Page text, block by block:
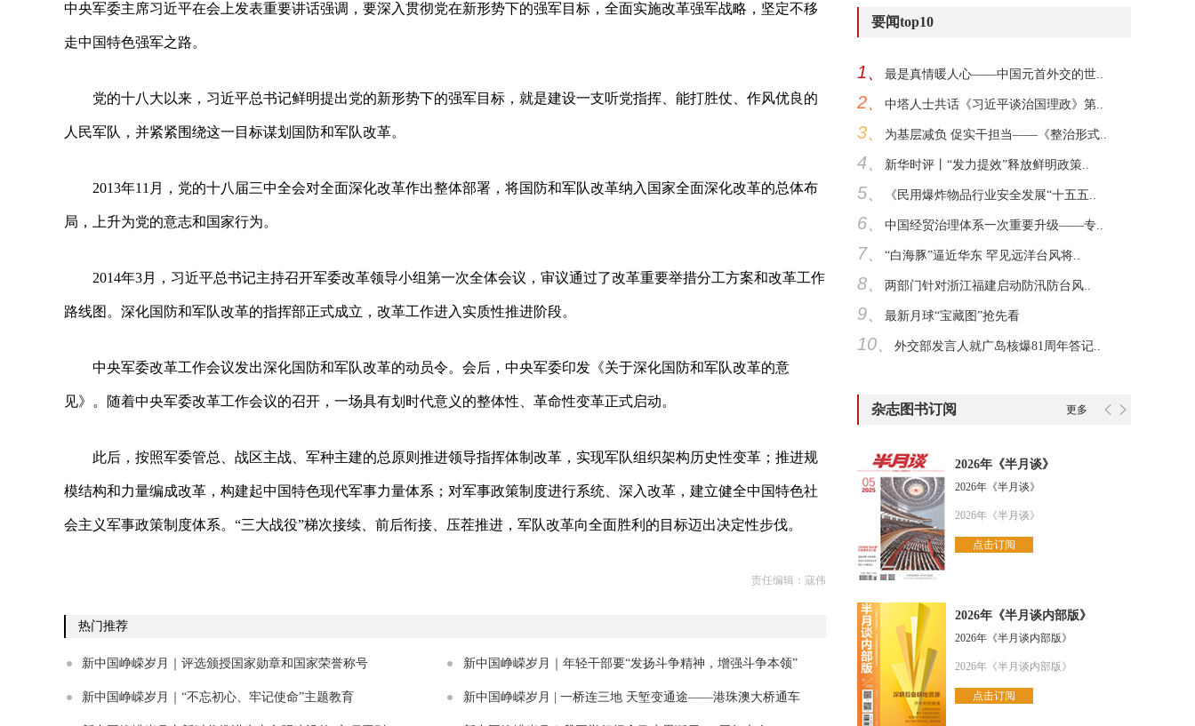
中央军委主席习近平在会上发表重要讲话强调，要深入贯彻党在新形势下的强军目标，全面实施改革强军战略，坚定不移
走中国特色强军之路。
党的十八大以来，习近平总书记鲜明提出党的新形势下的强军目标，就是建设一支听党指挥、能打胜仗、作风优良的
人民军队，并紧紧围绕这一目标谋划国防和军队改革。
2013年11月，党的十八届三中全会对全面深化改革作出整体部署，将国防和军队改革纳入国家全面深化改革的总体布
局，上升为党的意志和国家行为。
2014年3月，习近平总书记主持召开军委改革领导小组第一次全体会议，审议通过了改革重要举措分工方案和改革工作
路线图。深化国防和军队改革的指挥部正式成立，改革工作进入实质性推进阶段。
中央军委改革工作会议发出深化国防和军队改革的动员令。会后，中央军委印发《关于深化国防和军队改革的意
见》。随着中央军委改革工作会议的召开，一场具有划时代意义的整体性、革命性变革正式启动。
此后，按照军委管总、战区主战、军种主建的总原则推进领导指挥体制改革，实现军队组织架构历史性变革；推进规
模结构和力量编成改革，构建起中国特色现代军事力量体系；对军事政策制度进行系统、深入改革，建立健全中国特色社
会主义军事政策制度体系。“三大战役”梯次接续、前后衔接、压茬推进，军队改革向全面胜利的目标迈出决定性步伐。
责任编辑：寇伟
热门推荐
新中国峥嵘岁月｜评选颁授国家勋章和国家荣誉称号 新中国峥嵘岁月｜年轻干部要“发扬斗争精神，增强斗争本领”
新中国峥嵘岁月｜“不忘初心、牢记使命”主题教育 新中国峥嵘岁月 | 一桥连三地 天堑变通途——港珠澳大桥通车
要闻top10
1、 最是真情暖人心——中国元首外交的世..
2、 中塔人士共话《习近平谈治国理政》第..
3、 为基层减负 促实干担当——《整治形式..
4、 新华时评丨“发力提效”释放鲜明政策..
5、 《民用爆炸物品行业安全发展“十五五..
6、 中国经贸治理体系一次重要升级——专..
7、 “白海豚”逼近华东 罕见远洋台风将..
8、 两部门针对浙江福建启动防汛防台风..
9、 最新月球“宝藏图”抢先看
10、 外交部发言人就广岛核爆81周年答记..
杂志图书订阅 更多
2026年《半月谈》
2026年《半月谈》
2026年《半月谈》
点击订阅
2026年《半月谈内部版》
2026年《半月谈内部版》
2026年《半月谈内部版》
点击订阅